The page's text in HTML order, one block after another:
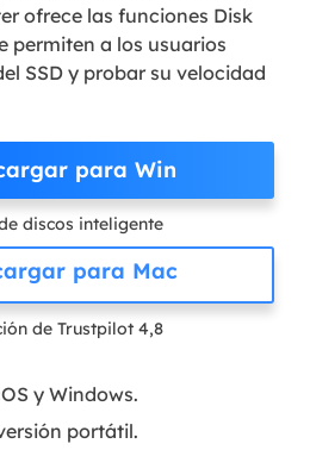
ofrece las funciones Disk
permiten a los usuarios
SSD y probar su velocidad
para Win
discos inteligente
para Mac
de Trustpilot 4,8
y Windows.
portátil.